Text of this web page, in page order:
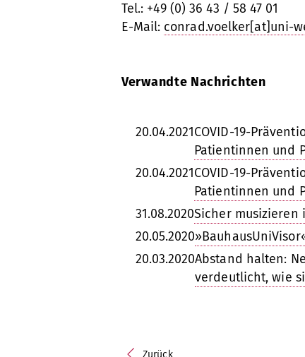
Tel.: +49 (0) 36 43 / 58 47 01
E-Mail: conrad.voelker[at]uni-
Verwandte Nachrichten
20.04.2021COVID-19-
Patientinnen und
20.04.2021COVID-19-
Patientinnen und
31.08.2020Sicher musizieren
20.05.2020
20.03.2020Abstand halten:
verdeutlicht, wie
Zurück